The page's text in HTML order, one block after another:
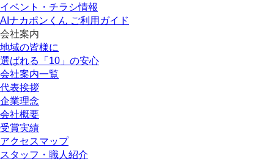
イベント・チラシ情報
AIナカポンくん ご利用ガイド
会社案内
地域の皆様に
選ばれる「10」の安心
会社案内一覧
代表挨拶
企業理念
会社概要
受賞実績
アクセスマップ
スタッフ・職人紹介